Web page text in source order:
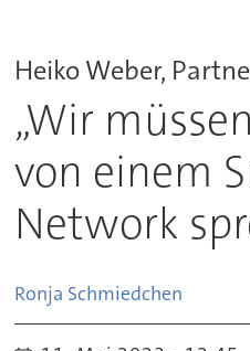
Heiko Weber,
„Wir
von einem
Network
Ronja Schmiedchen